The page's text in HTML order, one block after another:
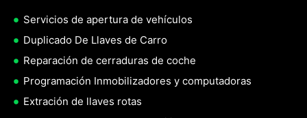
Servicios de apertura de vehículos
Duplicado De Llaves de Carro
Reparación de cerraduras de coche
Programación Inmobilizadores y computadoras
Extración de llaves rotas